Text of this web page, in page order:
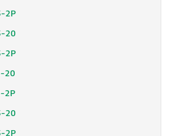
2P
20
2P
20
2P
20
2P